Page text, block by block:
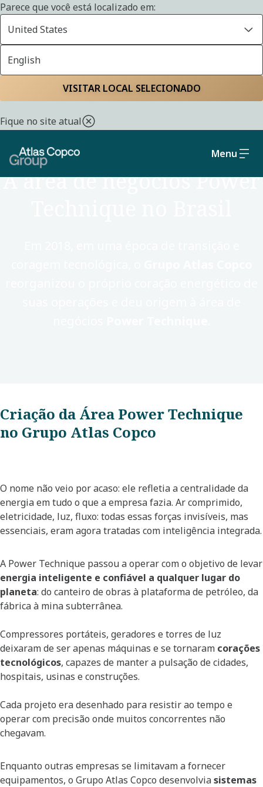
Parece que você está localizado em:
United States
English
VISITAR LOCAL SELECIONADO
Fique no site atual
Menu
A área de negócios Power
Criação da Área Power Technique
no Grupo Atlas Copco
O nome não veio por acaso: ele refletia a centralidade da
energia em tudo o que a empresa fazia. Ar comprimido,
eletricidade, luz, fluxo: todas essas forças invisíveis, mas
essenciais, eram agora tratadas com inteligência integrada.
A Power Technique passou a operar com o objetivo de levar
energia inteligente e confiável a qualquer lugar do
planeta: do canteiro de obras à plataforma de petróleo, da
fábrica à mina subterrânea.
Compressores portáteis, geradores e torres de luz
deixaram de ser apenas máquinas e se tornaram corações
tecnológicos, capazes de manter a pulsação de cidades,
hospitais, usinas e construções.
Cada projeto era desenhado para resistir ao tempo e
operar com precisão onde muitos concorrentes não
chegavam.
Enquanto outras empresas se limitavam a fornecer
equipamentos, o Grupo Atlas Copco desenvolviasistemas